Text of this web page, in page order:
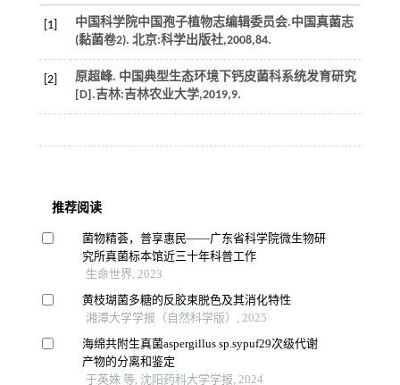
[1] 中国科学院中国孢子植物志编辑委员会.中国真菌志
(黏菌卷2). 北京:科学出版社,2008,84.
[2]
原超峰. 中国典型生态环境下钙皮菌科系统发育研究
[D].吉林:吉林农业大学,2019,9.